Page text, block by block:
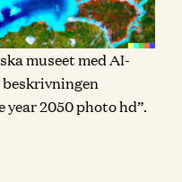
museet med AI-
2050 photo hd”.